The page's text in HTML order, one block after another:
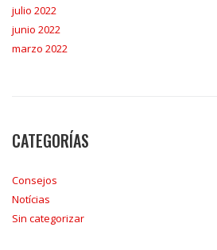
julio 2022
junio 2022
marzo 2022
CATEGORÍAS
Consejos
Notícias
Sin categorizar